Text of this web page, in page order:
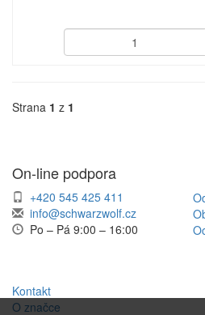
Strana 1 z 1
On-line podpora
+420 545 425 411
info@schwarzwolf.cz
Po – Pá 9:00 – 16:00
Kontakt
O značce